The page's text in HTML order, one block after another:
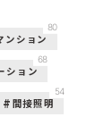
ンション
80
ション
68
間接照明
54